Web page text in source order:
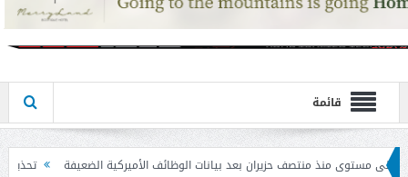
قائمة
بعد بيانات الوظائف الأميركية الضعيفة تحذير المواطنين من مشاركة رمز الـ OTP